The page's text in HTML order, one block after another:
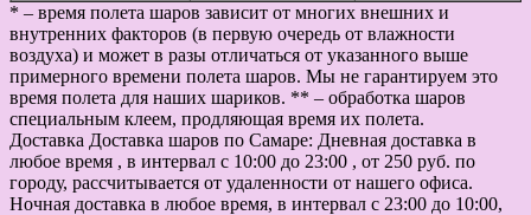
* – время полета шаров зависит от многих внешних и
внутренних факторов (в первую очередь от влажности
воздуха) и может в разы отличаться от указанного выше
примерного времени полета шаров. Мы не гарантируем это
время полета для наших шариков. ** – обработка шаров
специальным клеем, продляющая время их полета.
Доставка Доставка шаров по Самаре: Дневная доставка в
любое время , в интервал с 10:00 до 23:00 , от 250 руб. по
городу, рассчитывается от удаленности от нашего офиса.
Ночная доставка в любое время, в интервал с 23:00 до 10:00,